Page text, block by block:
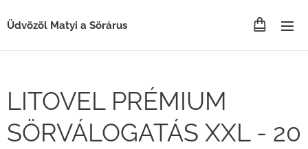
Üdvözöl Matyi a Sörárus
LITOVEL PRÉMIUM
SÖRVÁLOGATÁS XXL - 20